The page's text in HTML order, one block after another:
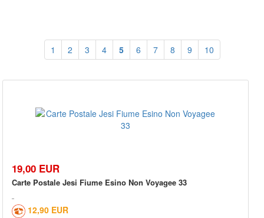
1 2 3 4 5 6 7 8 9 10
19,00 EUR
Carte Postale Jesi Fiume Esino Non Voyagee 33
12,90 EUR